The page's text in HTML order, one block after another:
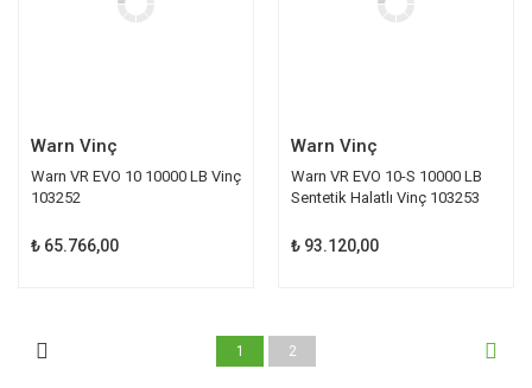
Warn Vinç
Warn VR EVO 10 10000 LB Vinç
103252
₺ 65.766,00
Warn Vinç
Warn VR EVO 10-S 10000 LB
Sentetik Halatlı Vinç 103253
₺ 93.120,00
1 2